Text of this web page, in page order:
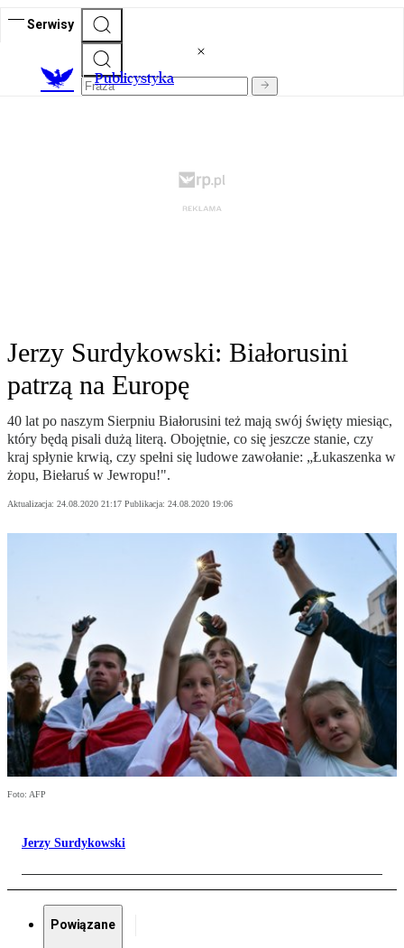
Serwisy
Publicystyka
Jerzy Surdykowski: Białorusini
patrzą na Europę
40 lat po naszym Sierpniu Białorusini też mają swój święty miesiąc,
który będą pisali dużą literą. Obojętnie, co się jeszcze stanie, czy
kraj spłynie krwią, czy spełni się ludowe zawołanie: „Łukaszenka w
żopu, Biełaruś w Jewropu!".
Aktualizacja: 24.08.2020 21:17 Publikacja: 24.08.2020 19:06
Foto: AFP
Jerzy Surdykowski
Powiązane